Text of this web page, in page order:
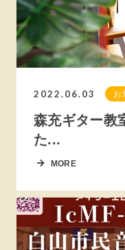
2022.06.03 お
森充ギター教
た...
MORE